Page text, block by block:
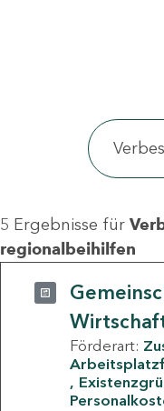
5 Ergebnisse für
regionalbeihilfen
Förderart: